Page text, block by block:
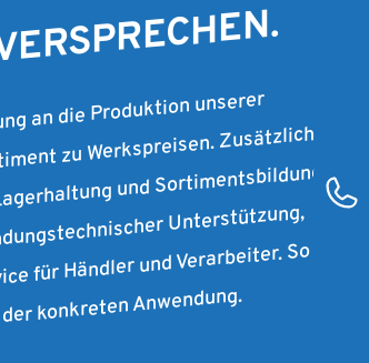
an die Produktion unserer
zu Werkspreisen. Zusätzlich
und Sortimentsbildung
Unterstützung,
für Händler und Verarbeiter. So
konkreten Anwendung.